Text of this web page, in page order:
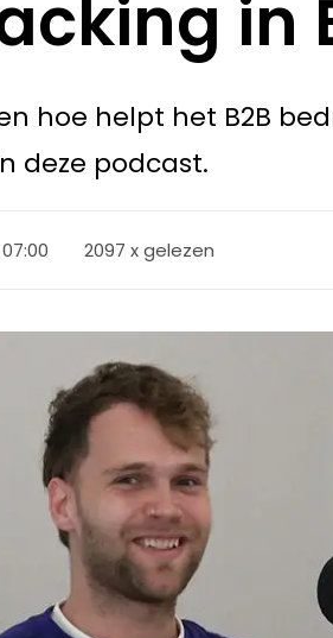
in
hoe helpt het B2B
deze podcast.
2097 x gelezen